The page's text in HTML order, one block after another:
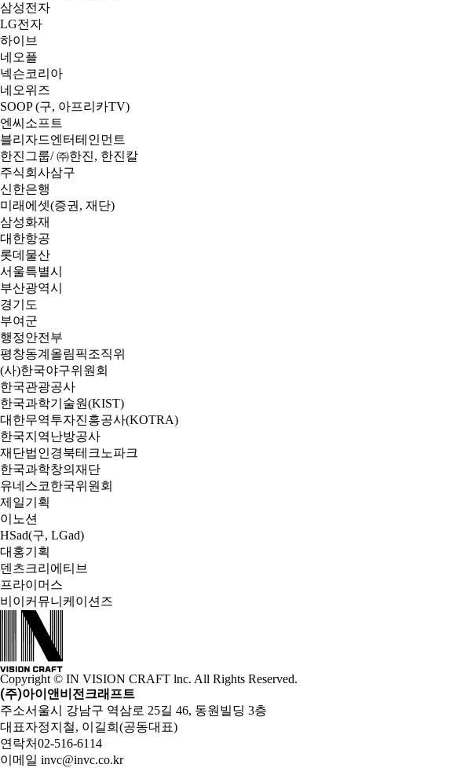
삼성전자
LG전자
하이브
네오플
넥슨코리아
네오위즈
SOOP (구, 아프리카TV)
엔씨소프트
블리자드엔터테인먼트
한진그룹/ ㈜한진, 한진칼
주식회사삼구
신한은행
미래에셋(증권, 재단)
삼성화재
대한항공
롯데물산
서울특별시
부산광역시
경기도
부여군
행정안전부
평창동계올림픽조직위
(사)한국야구위원회
한국관광공사
한국과학기술원(KIST)
대한무역투자진흥공사(KOTRA)
한국지역난방공사
재단법인경북테크노파크
한국과학창의재단
유네스코한국위원회
제일기획
이노션
HSad(구, LGad)
대홍기획
덴츠크리에티브
프라이머스
비이커뮤니케이션즈
Copyright © IN VISION CRAFT lnc. All Rights Reserved.
(주)아이앤비전크래프트
주소서울시 강남구 역삼로 25길 46, 동원빌딩 3층
대표자정지철, 이길희(공동대표)
연락처02-516-6114
이메일 invc@invc.co.kr